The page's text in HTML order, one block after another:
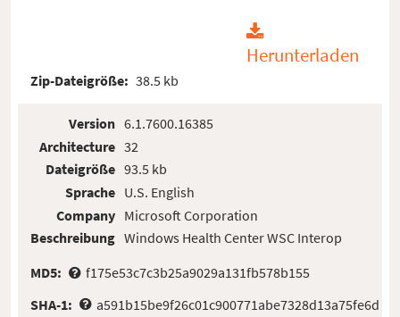
Herunterladen
Zip-Dateigröße: 38.5 kb
Version
Architecture
Dateigröße
Sprache
Company
Beschreibung
6.1.7600.16385
32
93.5 kb
U.S. English
Microsoft Corporation
Windows Health Center WSC Interop
MD5:
f175e53c7c3b25a9029a131fb578b155
SHA-1:
a591b15be9f26c01c900771abe7328d13a75fe6d